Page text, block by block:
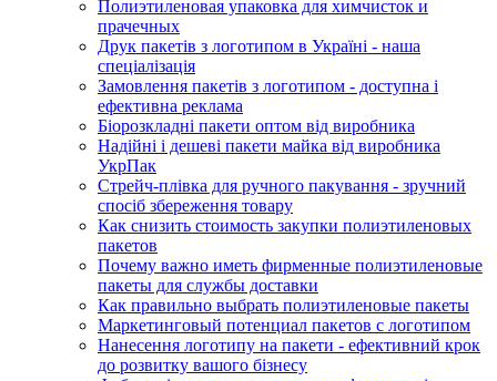
Полиэтиленовая упаковка для химчисток и
прачечных
Друк пакетів з логотипом в Україні - наша
спеціалізація
Замовлення пакетів з логотипом - доступна і
ефективна реклама
Біорозкладні пакети оптом від виробника
Надійні і дешеві пакети майка від виробника
УкрПак
Стрейч-плівка для ручного пакування - зручний
спосіб збереження товару
Как снизить стоимость закупки полиэтиленовых
пакетов
Почему важно иметь фирменные полиэтиленовые
пакеты для службы доставки
Как правильно выбрать полиэтиленовые пакеты
Маркетинговый потенциал пакетов с логотипом
Нанесення логотипу на пакети - ефективний крок
до розвитку вашого бізнесу